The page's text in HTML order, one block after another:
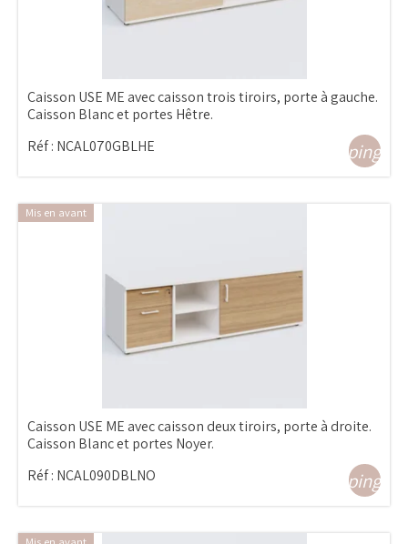
Caisson USE ME avec caisson trois tiroirs, porte à gauche.
Caisson Blanc et portes Hêtre.
Réf : NCAL070GBLHE
Mis en avant
Caisson USE ME avec caisson deux tiroirs, porte à droite.
Caisson Blanc et portes Noyer.
Réf : NCAL090DBLNO